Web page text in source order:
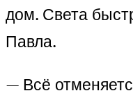
дом. Света
Павла.
— Всё